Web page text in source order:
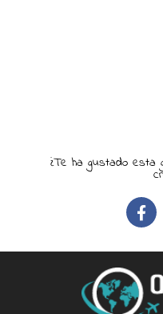
¿Te ha gustado esta